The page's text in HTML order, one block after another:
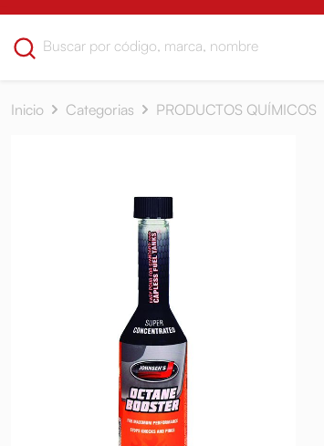
Inicio Categorias PRODUCTOS QUÍMICOS